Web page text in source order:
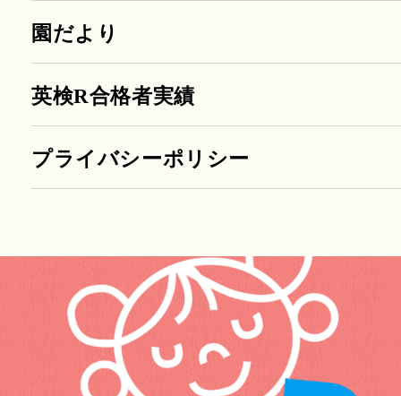
園だより
英検R合格者実績
プライバシーポリシー